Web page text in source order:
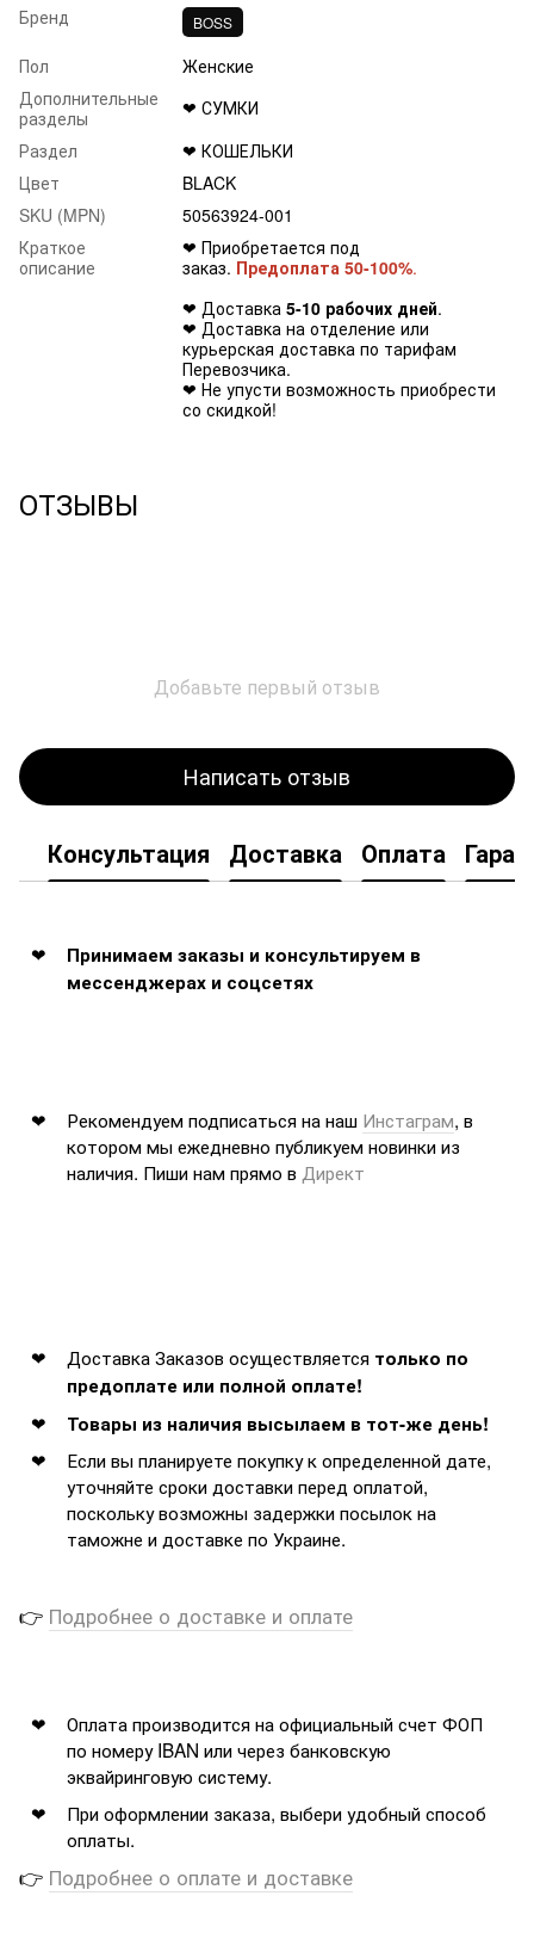
Бренд BOSS
Пол
Женские
Дополнительные
разделы
❤ СУМКИ
Раздел
❤ КОШЕЛЬКИ
Цвет
BLACK
SKU (MPN)
50563924-001
Краткое
описание
❤ Приобретается под
заказ. Предоплата 50-100%.
❤ Доставка 5-10 рабочих дней.
❤ Доставка на отделение или
курьерская доставка по тарифам
Перевозчика.
❤ Не упусти возможность приобрести
со скидкой!
ОТЗЫВЫ
Добавьте первый отзыв
Написать отзыв
Консультация Доставка Оплата
Принимаем заказы и консультируем в
мессенджерах и соцсетях
Рекомендуем подписаться на наш Инстаграм, в
котором мы ежедневно публикуем новинки из
наличия. Пиши нам прямо в Директ
Доставка Заказов осуществляется только по
предоплате или полной оплате!
Товары из наличия высылаем в тот-же день!
Если вы планируете покупку к определенной дате,
уточняйте сроки доставки перед оплатой,
поскольку возможны задержки посылок на
таможне и доставке по Украине.
👉 Подробнее о доставке и оплате
Оплата производится на официальный счет ФОП
по номеру IBAN или через банковскую
эквайринговую систему.
При оформлении заказа, выбери удобный способ
оплаты.
👉 Подробнее о оплате и доставке